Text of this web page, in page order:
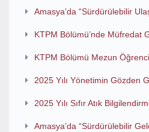
Amasya’da “Sürdürülebilir
KTPM Bölümü’nde Müfredat
KTPM Bölümü Mezun
2025 Yılı Yönetimin Gözden
2025 Yılı Sıfır Atık
Amasya’da “Sürdürülebilir